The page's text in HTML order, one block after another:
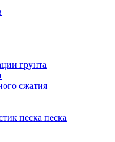
грунта
сжатия
песка песка